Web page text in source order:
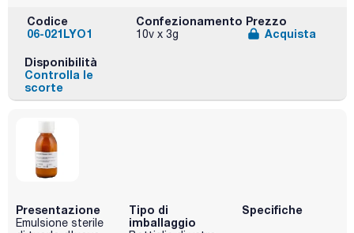
Codice
06-021LYO1
Confezionamento
10v x 3g
Prezzo
Acquista
Disponibilità
Controlla le
scorte
Presentazione
Emulsione sterile
Tipo di
imballaggio
Specifiche